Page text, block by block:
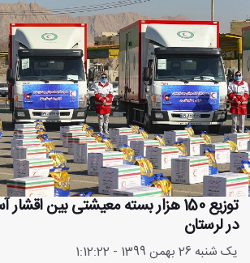
توزیع 150 هزار بسته معیشتی بین
در لرستان
یک شنبه 26 بهمن 1399 - 1:12:22